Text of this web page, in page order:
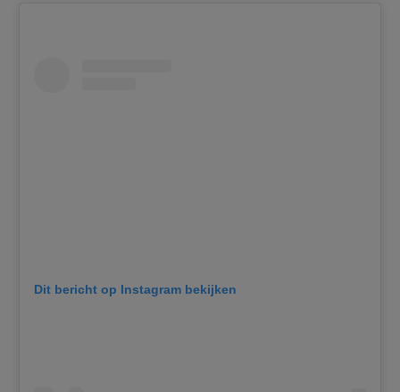
Dit bericht op Instagram bekijken